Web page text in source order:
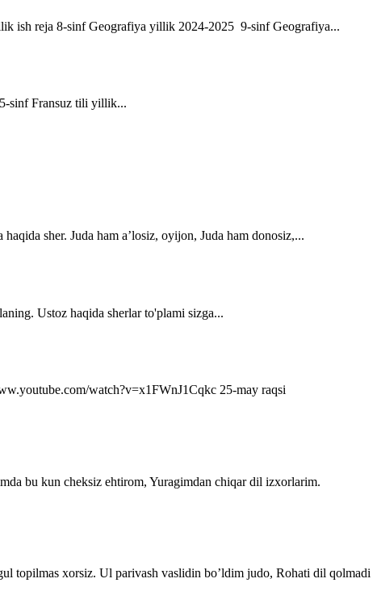
ish reja 8-sinf Geografiya yillik 2024-2025 9-sinf Geografiya...
sinf Fransuz tili yillik...
sher. Juda ham a’losiz, oyijon, Juda ham donosiz,...
Ustoz haqida sherlar to'plami sizga...
watch?v=x1FWnJ1Cqkc 25-may raqsi
bu kun cheksiz ehtirom, Yuragimdan chiqar dil izxorlarim.
topilmas xorsiz. Ul parivash vaslidin bo’ldim judo, Rohati dil qolmadi